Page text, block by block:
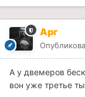
Арг
А у двемеров
вон уже третье